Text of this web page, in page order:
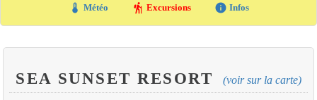
thermostat Météo hiking Excursions info Infos
SEA SUNSET RESORT (voir sur la carte)